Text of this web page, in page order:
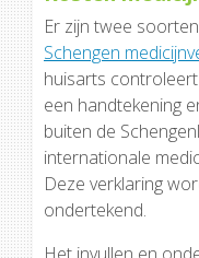
Er zijn twee
Schengen
huisarts
een handtekening
buiten de
internationale
Deze verklaring
ondertekend.